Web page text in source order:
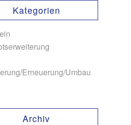
Kategorien
Erneuerung/Umbau
Archiv